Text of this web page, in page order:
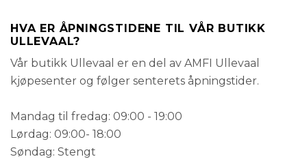
HVA ER ÅPNINGSTIDENE TIL VÅR BUTIKK
ULLEVAAL?
Vår butikk Ullevaal er en del av AMFI Ullevaal
kjøpesenter og følger senterets åpningstider.
Mandag til fredag: 09:00 - 19:00
Lørdag: 09:00- 18:00
Søndag: Stengt